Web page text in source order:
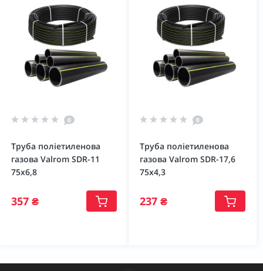
0
Труба поліетиленова
газова Valrom SDR-11
75х6,8
357 ₴
0
Труба поліетиленова
газова Valrom SDR-17,6
75х4,3
237 ₴